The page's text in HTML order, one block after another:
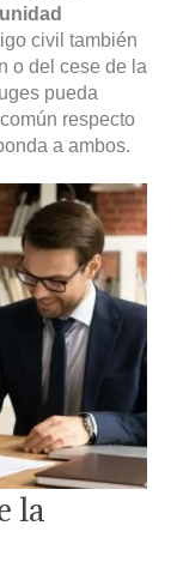
civil también
o del cese de la
pueda
respecto
a ambos.
la